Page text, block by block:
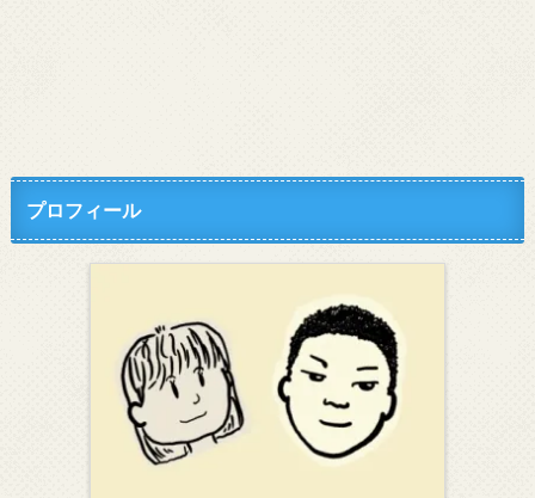
プロフィール